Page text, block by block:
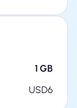
1 GB
USD6